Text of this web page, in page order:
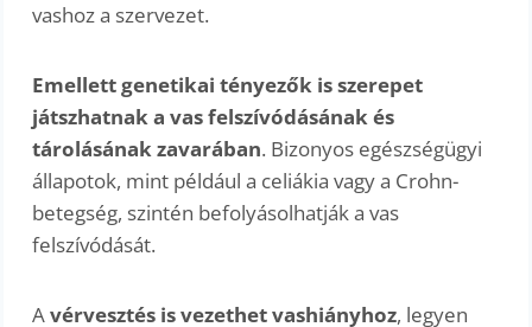
vashoz a szervezet.
Emellett genetikai tényezők is szerepet
játszhatnak a vas felszívódásának és
tárolásának zavarában. Bizonyos egészségügyi
állapotok, mint például a celiákia vagy a Crohn-
betegség, szintén befolyásolhatják a vas
felszívódását.
Avérvesztés is vezethet vashiányhoz, legyen